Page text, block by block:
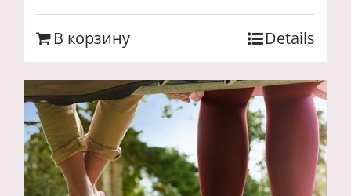
из 5
В корзину Details